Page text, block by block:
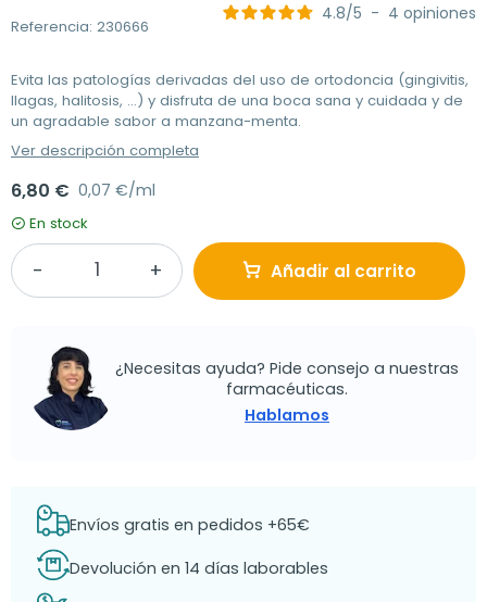
Referencia: 230666
4.8/5 - 4 opiniones
Evita las patologías derivadas del uso de ortodoncia (gingivitis,
llagas, halitosis, ...) y disfruta de una boca sana y cuidada y de
un agradable sabor a manzana-menta.
Ver descripción completa
6,80 € 0,07 €/ml
En stock
Añadir al carrito
¿Necesitas ayuda? Pide consejo a nuestras
farmacéuticas.
Hablamos
Envíos gratis en pedidos +65€
Devolución en 14 días laborables